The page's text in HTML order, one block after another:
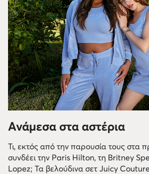
Ανάμεσα στα αστέρια
Τι, εκτός από την παρουσία τους στα
συνδέει την Paris Hilton, τη Britney
Lopez; Τα βελούδινα σετ Juicy